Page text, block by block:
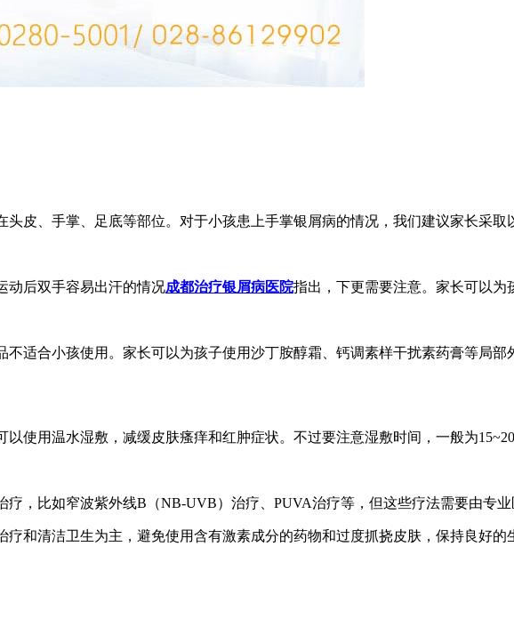
皮、手掌、足底等部位。对于小孩患上手掌银屑病的情况，我们建议家长采取
动后双手容易出汗的情况成都治疗银屑病医院指出，下更需要注意。家长可以为
适合小孩使用。家长可以为孩子使用沙丁胺醇霜、钙调素样干扰素药膏等局
使用温水湿敷，减缓皮肤瘙痒和红肿症状。不过要注意湿敷时间，一般为
，比如窄波紫外线B（NB-UVB）治疗、PUVA治疗等，但这些疗法需要由专
和清洁卫生为主，避免使用含有激素成分的药物和过度抓挠皮肤，保持良好